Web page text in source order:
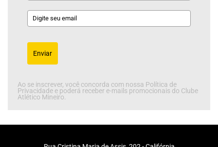
Enviar
Ao se inscrever, você concorda com nossa Política de
Privacidade e poderá receber e-mails promocionais do Clube
Atlético Mineiro.